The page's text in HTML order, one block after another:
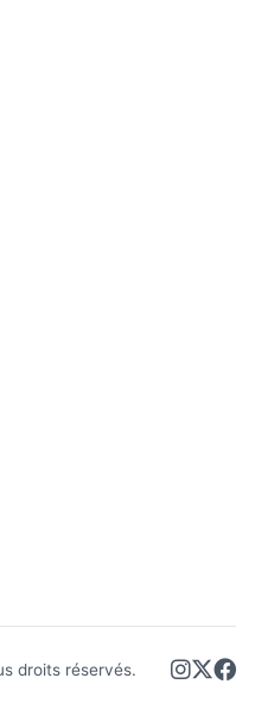
droits réservés.